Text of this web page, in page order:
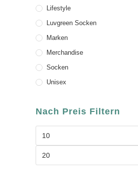
Lifestyle
Luvgreen Socken
Marken
Merchandise
Socken
Unisex
Nach Preis Filtern